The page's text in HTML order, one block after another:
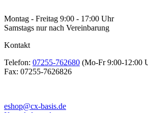
Montag - Freitag 9:00 - 17:00 Uhr
Samstags nur nach Vereinbarung
Kontakt
Telefon: 07255-762680 (Mo-Fr 9:00-12:00
Fax: 07255-7626826
eshop@cx-basis.de